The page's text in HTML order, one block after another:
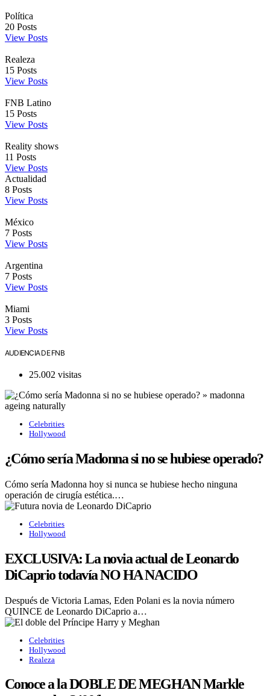
Política
20 Posts
View Posts
Realeza
15 Posts
View Posts
FNB Latino
15 Posts
View Posts
Reality shows
11 Posts
View Posts
Actualidad
8 Posts
View Posts
México
7 Posts
View Posts
Argentina
7 Posts
View Posts
Miami
3 Posts
View Posts
AUDIENCIA DE FNB
25.002 visitas
Celebrities
Hollywood
¿Cómo sería Madonna si no se hubiese operado?
Cómo sería Madonna hoy si nunca se hubiese hecho ninguna
operación de cirugía estética.…
Celebrities
Hollywood
EXCLUSIVA: La novia actual de Leonardo
DiCaprio todavía NO HA NACIDO
Después de Victoria Lamas, Eden Polani es la novia número
QUINCE de Leonardo DiCaprio a…
Celebrities
Hollywood
Realeza
Conoce a la DOBLE DE MEGHAN Markle